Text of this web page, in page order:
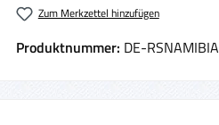
Zum Merkzettel hinzufügen
Produktnummer: DE-RSNAMIBIA